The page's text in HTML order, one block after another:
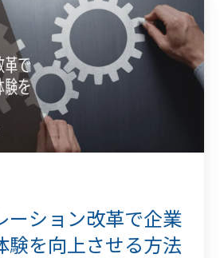
ーション改革で企業
験を向上させる方法